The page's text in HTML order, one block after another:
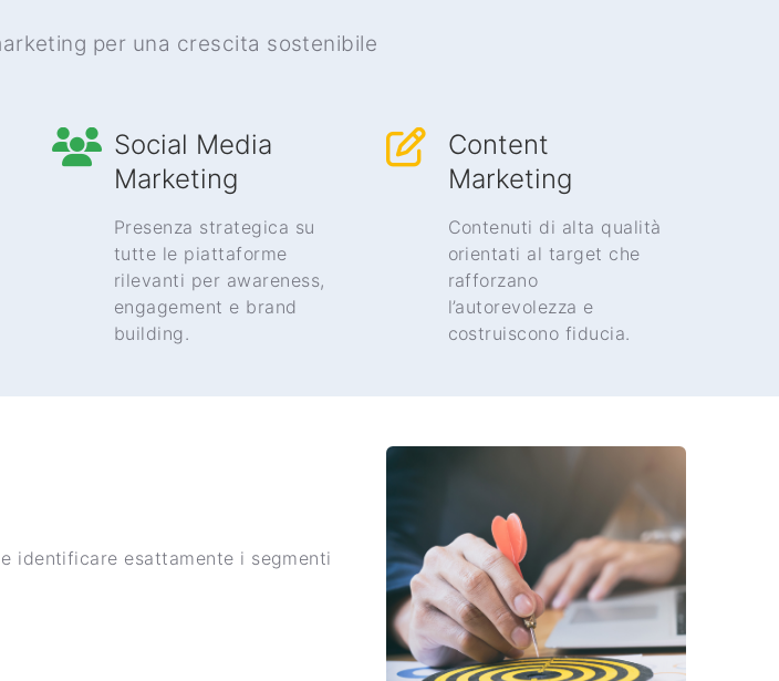
per una crescita sostenibile
Social Media
Marketing
Presenza strategica su
tutte le piattaforme
rilevanti per awareness,
engagement e brand
building.
Content
Marketing
Contenuti di alta qualità
orientati al target che
rafforzano
l’autorevolezza e
costruiscono fiducia.
identificare esattamente i segmenti